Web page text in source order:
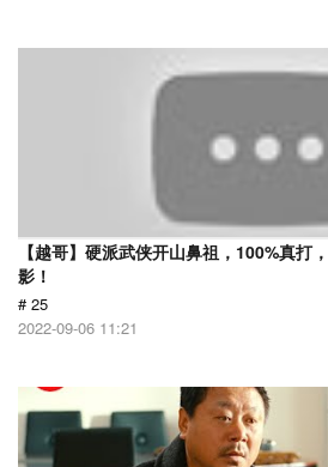
【越哥】硬派武侠开山鼻祖，100%真打
影！
# 25
2022-09-06 11:21